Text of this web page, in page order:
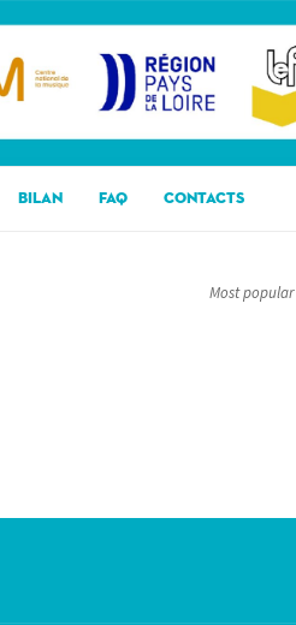
BILAN FAQ CONTACTS
Most popular